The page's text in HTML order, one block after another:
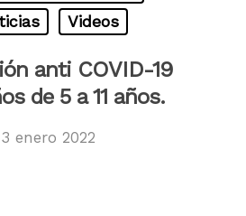
Videos
anti COVID-19
de 5 a 11 años.
enero 2022